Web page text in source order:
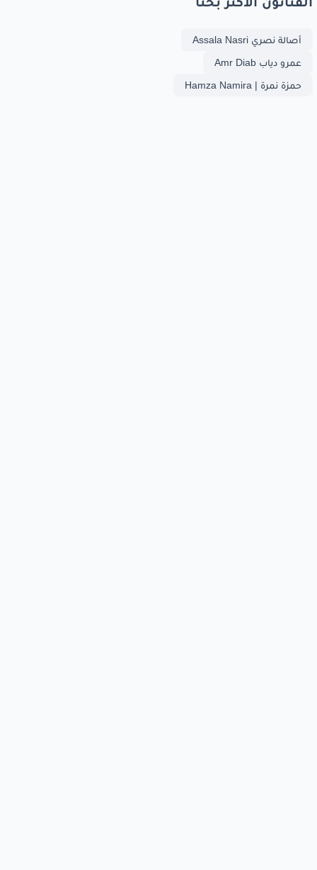
أصالة نصري Assala Nasri
عمرو دياب Amr Diab
حمزة نمرة | Hamza Namira